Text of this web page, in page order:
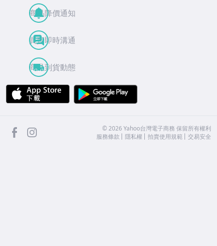
商品降價通知
買賣即時溝通
商品到貨動態
APP Store
facebook ©2026 Yahoo台灣電子商務 保留所有權利
服務條款
隱私權 拍賣使用規範 交易安全